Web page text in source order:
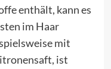
enthält, kann es
im Haar
mit
ist